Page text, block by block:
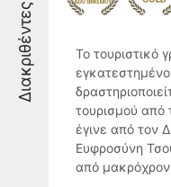
Διακριθέντες
Το τουριστικό
εγκατεστημένο
τουρισμού από
έγινε από τον
Ευφροσύνη
από